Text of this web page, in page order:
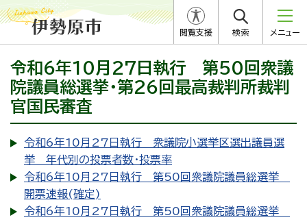
閲覧支援 検索 メニュー
令和6年10月27日執行 第50回衆議
院議員総選挙・第26回最高裁判所裁判
官国民審査
令和6年10月27日執行 衆議院小選挙区選出議員選
挙 年代別の投票者数・投票率
令和6年10月27日執行 第50回衆議院議員総選挙
開票速報(確定)
令和6年10月27日執行 第50回衆議院議員総選挙